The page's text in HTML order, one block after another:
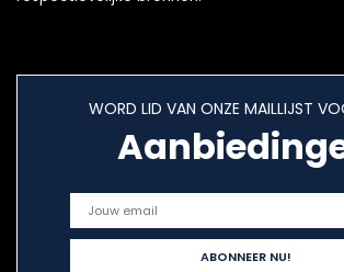
WORD LID VAN ONZE MAILLIJST